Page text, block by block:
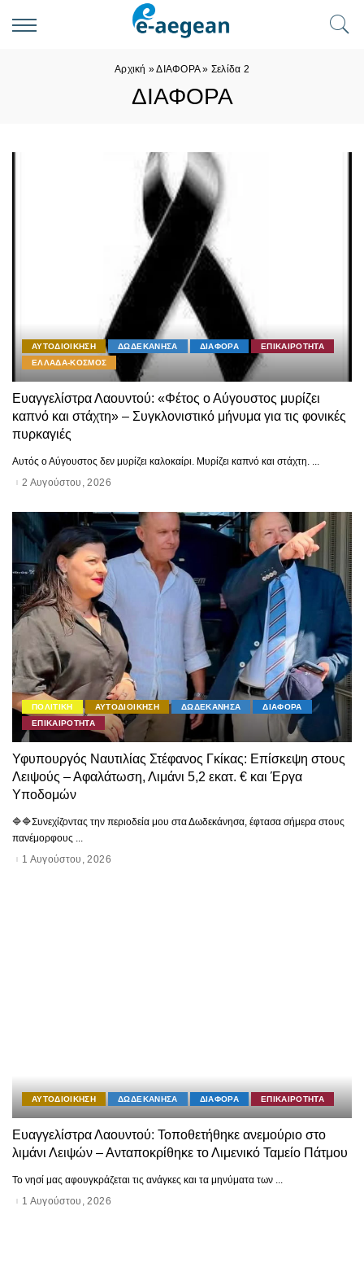
Αρχική »ΔΙΑΦΟΡΑ» Σελίδα 2
ΔΙΑΦΟΡΑ
ΑΥΤΟΔΙΟΙΚΗΣΗ ΔΩΔΕΚΑΝΗΣΑ ΔΙΑΦΟΡΑ
ΕΠΙΚΑΙΡΟΤΗΤΑ
ΕΛΛΑΔΑ-ΚΟΣΜΟΣ
Ευαγγελίστρα Λαουντού: «Φέτος ο Αύγουστος μυρίζει
καπνό και στάχτη» – Συγκλονιστικό μήνυμα για τις φονικές
πυρκαγιές
Αυτός ο Αύγουστος δεν μυρίζει καλοκαίρι. Μυρίζει καπνό και στάχτη. ...
2 Αυγούστου, 2026
ΠΟΛΙΤΙΚΗ ΑΥΤΟΔΙΟΙΚΗΣΗ ΔΩΔΕΚΑΝΗΣΑ
ΔΙΑΦΟΡΑ
ΕΠΙΚΑΙΡΟΤΗΤΑ
Υφυπουργός Ναυτιλίας Στέφανος Γκίκας: Επίσκεψη στους
Λειψούς – Αφαλάτωση, Λιμάνι 5,2 εκατ. € και Έργα
Υποδομών
🔷🔷Συνεχίζοντας την περιοδεία μου στα Δωδεκάνησα, έφτασα σήμερα στους
πανέμορφους
1 Αυγούστου, 2026
ΑΥΤΟΔΙΟΙΚΗΣΗ ΔΩΔΕΚΑΝΗΣΑ ΔΙΑΦΟΡΑ ΕΠΙΚΑΙΡΟΤΗΤΑ
Ευαγγελίστρα Λαουντού: Τοποθετήθηκε ανεμούριο στο
λιμάνι Λειψών – Ανταποκρίθηκε το Λιμενικό Ταμείο Πάτμου
Το νησί μας αφουγκράζεται τις ανάγκες και τα μηνύματα των ...
1 Αυγούστου, 2026